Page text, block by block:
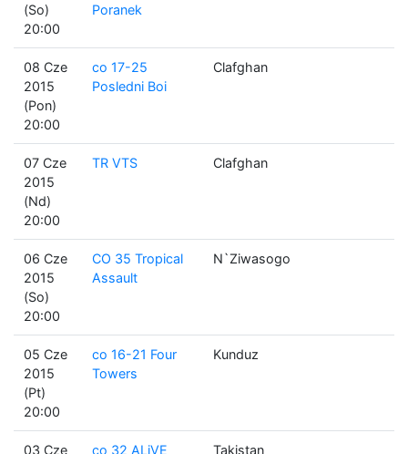
(So)
20:00
Poranek
08 Cze
2015
(Pon)
20:00
co 17-25
Posledni Boi
Clafghan
07 Cze
2015
(Nd)
20:00
TR VTS Clafghan
06 Cze
2015
(So)
20:00
CO 35 Tropical
Assault
N`Ziwasogo
05 Cze
2015
(Pt)
20:00
co 16-21 Four
Towers
Kunduz
03 Cze
co 32 ALiVE
Takistan